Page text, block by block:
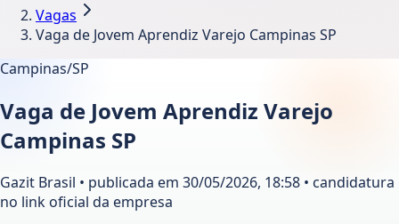
Vagas
Vaga de Jovem Aprendiz Varejo Campinas SP
Campinas/SP
Vaga de Jovem Aprendiz Varejo
Campinas SP
Gazit Brasil • publicada em 30/05/2026, 18:58 • candidatura
no link oficial da empresa